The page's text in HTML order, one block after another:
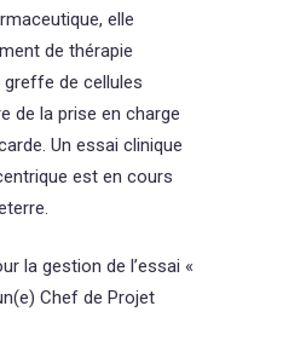
elle
de thérapie
de cellules
de la prise en charge
Un essai clinique
est en cours
la gestion de l’essai «
Chef de Projet